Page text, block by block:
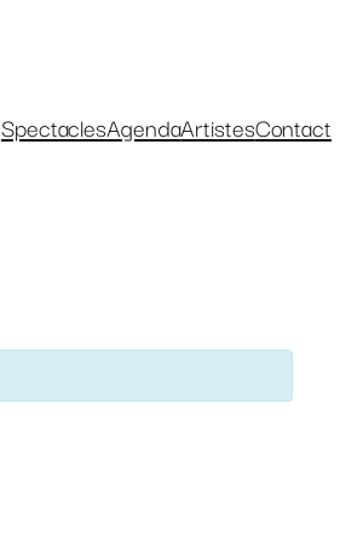
SpectaclesAgendaArtistesContact